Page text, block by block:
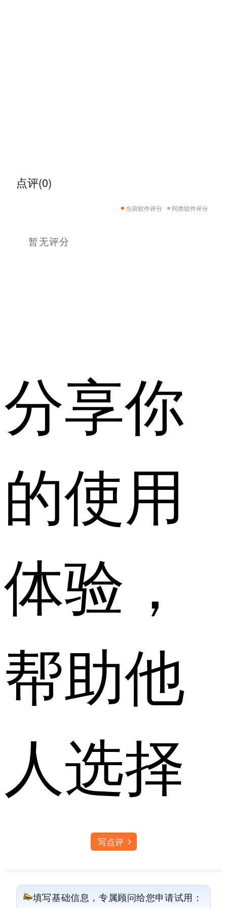
点评(0)
当前软件评分 同类软件评分
暂无评分
分享你
的使用
体验，
帮助他
人选择
写点评
填写基础信息，专属顾问给您申请试用：